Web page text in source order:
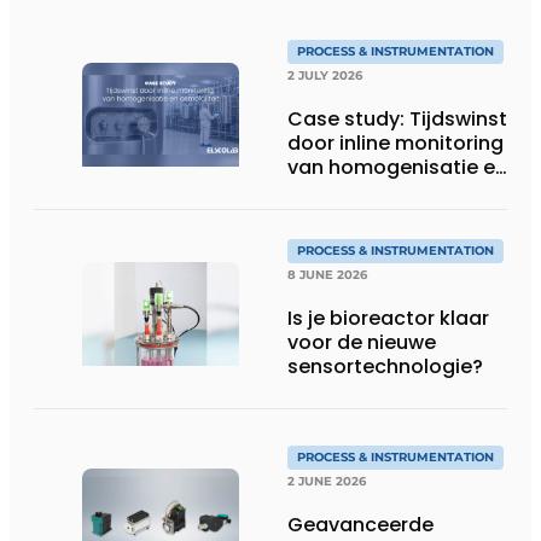
PROCESS & INSTRUMENTATION
2 JULY 2026
Case study: Tijdswinst
door inline monitoring
van homogenisatie en
PROCESS & INSTRUMENTATION
8 JUNE 2026
Is je bioreactor klaar
voor de nieuwe
sensortechnologie?
PROCESS & INSTRUMENTATION
2 JUNE 2026
Geavanceerde